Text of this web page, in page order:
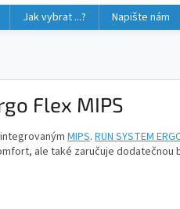
Jak vybrat ...? Napište nám
Flex MIPS
MIPS. RUN SYSTEM
ale také zaručuje dodatečnou